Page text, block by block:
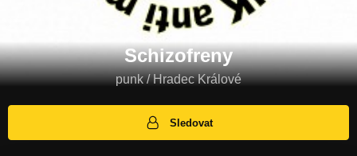
Schizofreny
punk / Hradec Králové
Sledovat